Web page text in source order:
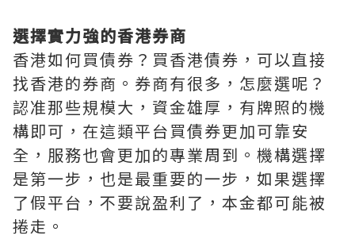
選擇實力強的香港券商
香港如何買債券？買香港債券，可以直接
找香港的券商。券商有很多，怎麼選呢？
認准那些規模大，資金雄厚，有牌照的機
構即可，在這類平台買債券更加可靠安
全，服務也會更加的專業周到。機構選擇
是第一步，也是最重要的一步，如果選擇
了假平台，不要說盈利了，本金都可能被
捲走。